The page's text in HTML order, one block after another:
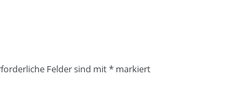
Felder sind mit* markiert